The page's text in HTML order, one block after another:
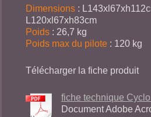
Dimensions :
L120xl67xh83cm
Poids : 26,7 kg
Poids max du pilote : 120 kg
Télécharger la fiche produit
fiche technique
Document Adobe